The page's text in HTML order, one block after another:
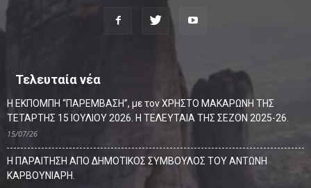
Τελευταία νέα
Η ΕΚΠΟΜΠΗ “ΠΑΡΕΜΒΑΣΗ”, με τον ΧΡΗΣΤΟ ΜΑΚΑΡΩΝΗ ΤΗΣ
ΤΕΤΑΡΤΗΣ 15 ΙΟΥΛΙΟΥ 2026. Η ΤΕΛΕΥΤΑΙΑ ΤΗΣ ΣΕΖΟΝ 2025-26.
15/07/26
Η ΠΑΡΑΙΤΗΣΗ ΑΠΟ ΔΗΜΟΤΙΚΟΣ ΣΥΜΒΟΥΛΟΣ ΤΟΥ ΑΝΤΩΝΗ
ΚΑΡΒΟΥΝΙΑΡΗ.